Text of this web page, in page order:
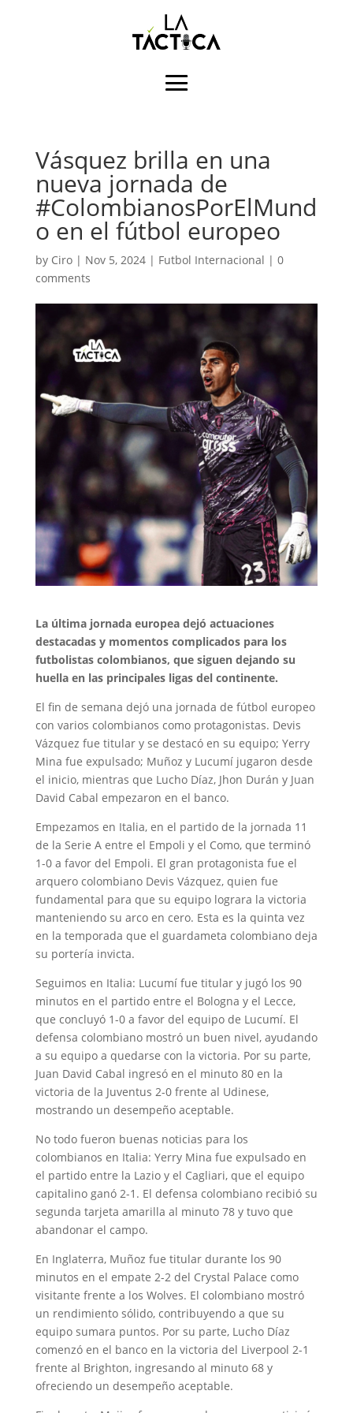
Vásquez brilla en una
nueva jornada de
#ColombianosPorElMund
o en el fútbol europeo
by Ciro| Nov 5, 2024| Futbol Internacional | 0
comments
La última jornada europea dejó actuaciones
destacadas y momentos complicados para los
futbolistas colombianos, que siguen dejando su
huella en las principales ligas del continente.
El fin de semana dejó una jornada de fútbol europeo
con varios colombianos como protagonistas. Devis
Vázquez fue titular y se destacó en su equipo; Yerry
Mina fue expulsado; Muñoz y Lucumí jugaron desde
el inicio, mientras que Lucho Díaz, Jhon Durán y Juan
David Cabal empezaron en el banco.
Empezamos en Italia, en el partido de la jornada 11
de la Serie A entre el Empoli y el Como, que terminó
1-0 a favor del Empoli. El gran protagonista fue el
arquero colombiano Devis Vázquez, quien fue
fundamental para que su equipo lograra la victoria
manteniendo su arco en cero. Esta es la quinta vez
en la temporada que el guardameta colombiano deja
su portería invicta.
Seguimos en Italia: Lucumí fue titular y jugó los 90
minutos en el partido entre el Bologna y el Lecce,
que concluyó 1-0 a favor del equipo de Lucumí. El
defensa colombiano mostró un buen nivel, ayudando
a su equipo a quedarse con la victoria. Por su parte,
Juan David Cabal ingresó en el minuto 80 en la
victoria de la Juventus 2-0 frente al Udinese,
mostrando un desempeño aceptable.
No todo fueron buenas noticias para los
colombianos en Italia: Yerry Mina fue expulsado en
el partido entre la Lazio y el Cagliari, que el equipo
capitalino ganó 2-1. El defensa colombiano recibió su
segunda tarjeta amarilla al minuto 78 y tuvo que
abandonar el campo.
En Inglaterra, Muñoz fue titular durante los 90
minutos en el empate 2-2 del Crystal Palace como
visitante frente a los Wolves. El colombiano mostró
un rendimiento sólido, contribuyendo a que su
equipo sumara puntos. Por su parte, Lucho Díaz
comenzó en el banco en la victoria del Liverpool 2-1
frente al Brighton, ingresando al minuto 68 y
ofreciendo un desempeño aceptable.